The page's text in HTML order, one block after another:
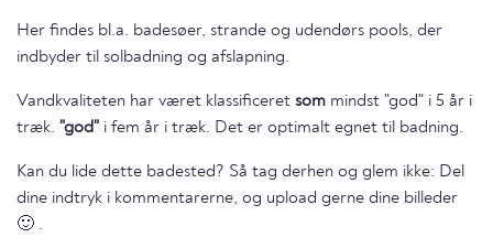
Her findes bl.a. badesøer, strande og udendørs pools, der
indbyder til solbadning og afslapning.
Vandkvaliteten har været klassificeret som mindst "god" i 5 år i
træk. "god" i fem år i træk. Det er optimalt egnet til badning.
Kan du lide dette badested? Så tag derhen og glem ikke: Del
dine indtryk i kommentarerne, og upload gerne dine billeder
🙂 .